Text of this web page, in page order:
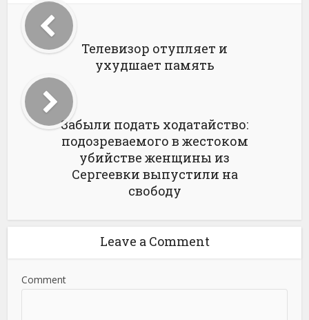
Телевизор отупляет и
ухудшает память
Забыли подать ходатайство:
подозреваемого в жестоком
убийстве женщины из
Сергеевки выпустили на
свободу
Leave a Comment
Comment